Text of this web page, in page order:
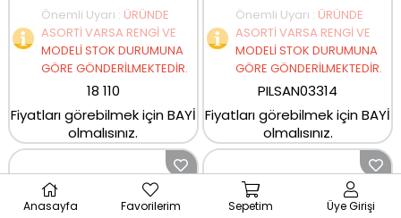
Önemli Uyarı : ÜRÜNDE
ASORTİ VARSA RENGİ VE
MODELİ STOK DURUMUNA
GÖRE GÖNDERİLMEKTEDİR.
18 110
Fiyatları görebilmek için BAYİ
olmalısınız.
Önemli Uyarı : ÜRÜNDE
ASORTİ VARSA RENGİ VE
MODELİ STOK DURUMUNA
GÖRE GÖNDERİLMEKTEDİR.
PILSAN03314
Fiyatları görebilmek için BAYİ
olmalısınız.
Anasayfa Favorilerim Sepetim Üye Girişi